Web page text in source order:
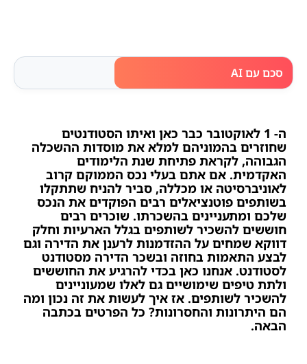
סכם עם AI
ה- 1 לאוקטובר כבר כאן ואיתו הסטודנטים
שחוזרים בהמוניהם למלא את מוסדות ההשכלה
הגבוהה, לקראת פתיחת שנת הלימודים
האקדמית. אם אתם בעלי נכס הממוקם קרוב
לאוניברסיטה או מכללה, סביר להניח שתתקלו
בשותפים פוטנציאלים רבים הפוקדים את הנכס
שלכם ומתעניינים בהשכרתו. שוכרים רבים
חוששים להשכיר לשותפים בגלל הארעיות וחלק
דווקא שמחים על ההזדמנות לרענן את הדירה וגם
לבצע התאמות בחוזה ובשכר הדירה מסטודנט
לסטודנט. אנחנו כאן בכדי להרגיע את החוששים
ולתת טיפים שימושיים גם לאלו שמעוניינים
להשכיר לשותפים. אז איך לעשות את זה נכון ומה
הם היתרונות והחסרונות? כל הפרטים בכתבה
הבאה.